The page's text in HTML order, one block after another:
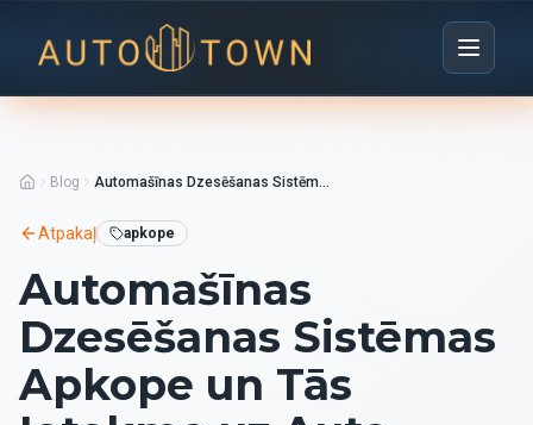
Blog Automašīnas Dzesēšanas Sistēmas Apkope un Tās Ietekme uz Auto Vērtību un Līzinga Nosacījumiem Latvijā
Atpakaļ apkope
Automašīnas
Dzesēšanas Sistēmas
Apkope un Tās